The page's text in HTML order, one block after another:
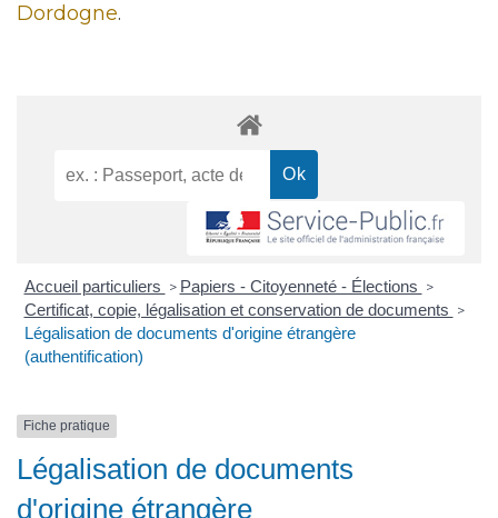
Dordogne.
Accueil particuliers > Papiers - Citoyenneté - Élections >
Certificat, copie, légalisation et conservation de documents >
Légalisation de documents d'origine étrangère
(authentification)
Fiche pratique
Légalisation de documents
d'origine étrangère